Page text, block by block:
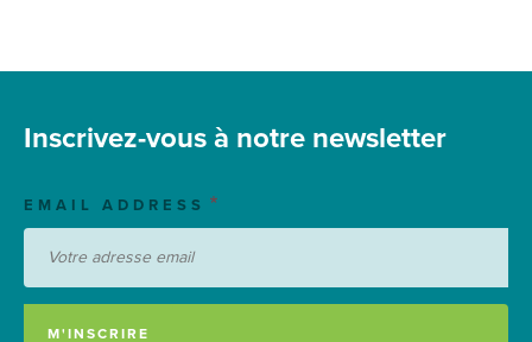
Inscrivez-vous à notre newsletter
EMAIL ADDRESS